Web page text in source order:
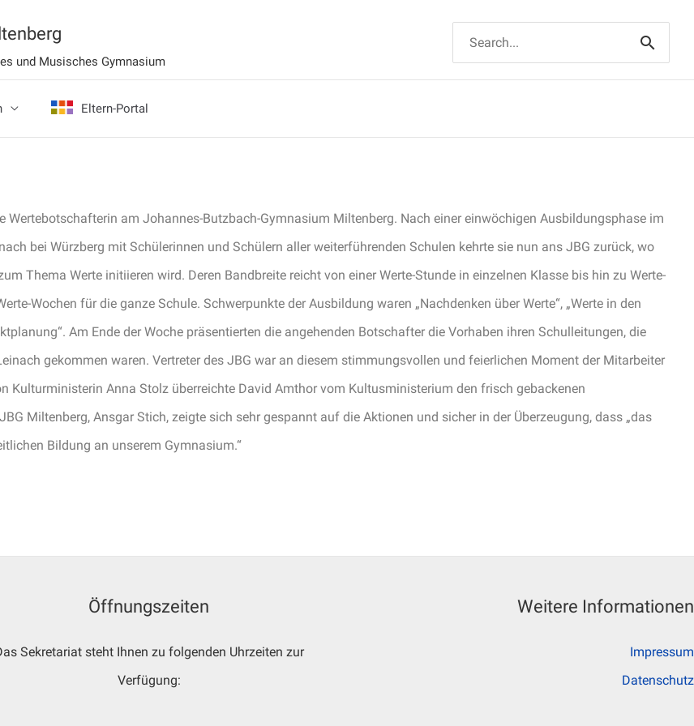
und Musisches Gymnasium
Suchen
Eltern-Portal
Wertebotschafterin am Johannes-Butzbach-Gymnasium Miltenberg. Nach einer einwöchigen Ausbildungsphase im
bei Würzberg mit Schülerinnen und Schülern aller weiterführenden Schulen kehrte sie nun ans JBG zurück, wo
Thema Werte initiieren wird. Deren Bandbreite reicht von einer Werte-Stunde in einzelnen Klasse bis hin zu Werte-
Wochen für die ganze Schule. Schwerpunkte der Ausbildung waren „Nachdenken über Werte“, „Werte in den
Am Ende der Woche präsentierten die angehenden Botschafter die Vorhaben ihren Schulleitungen, die
gekommen waren. Vertreter des JBG war an diesem stimmungsvollen und feierlichen Moment der Mitarbeiter
Kulturministerin Anna Stolz überreichte David Amthor vom Kultusministerium den frisch gebackenen
Miltenberg, Ansgar Stich, zeigte sich sehr gespannt auf die Aktionen und sicher in der Überzeugung, dass „das
Bildung an unserem Gymnasium.“
Öffnungszeiten
Sekretariat steht Ihnen zu folgenden Uhrzeiten zur
Verfügung:
Weitere Informationen
Impressum
Datenschutz